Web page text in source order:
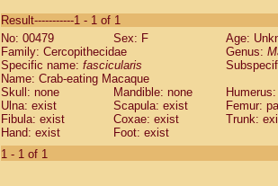
CebidaeSaguinus labiatus(0)
Cebidae Saguinus leucopus (0)
CebidaeSaguinus midas
CebidaeSaguinus mystax
Cebidae Saguinus nigricollis (1)
Cebidae Saguinus oedipus
Cebidae Saguinus weddelli
Cebidae Saguinusspp.
Cebidae
Result-----------1 - 1 of 1
No: 00479
Sex: F
Age:
Family: Cercopithecidae
Genus:
Specific name: fascicularis
Name: Crab-eating Macaque
Skull: none
Mandible: none
Ulna: exist
Scapula: exist
Femur:
Fibula: exist
Coxae: exist
Trunk:
Hand: exist
Foot: exist
1 - 1 of 1